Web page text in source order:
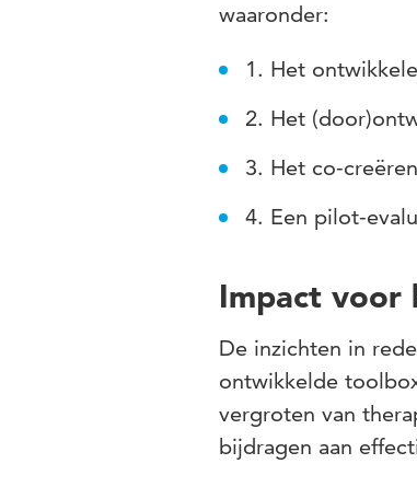
waaronder:
1. Het
2. Het
3. Het co-
4. Een pilot-
Impact voor
De inzichten in
ontwikkelde
vergroten van
bijdragen aan